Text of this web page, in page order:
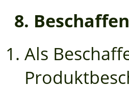
8.
Als